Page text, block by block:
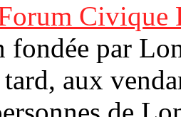
Civique
fondée par
aux